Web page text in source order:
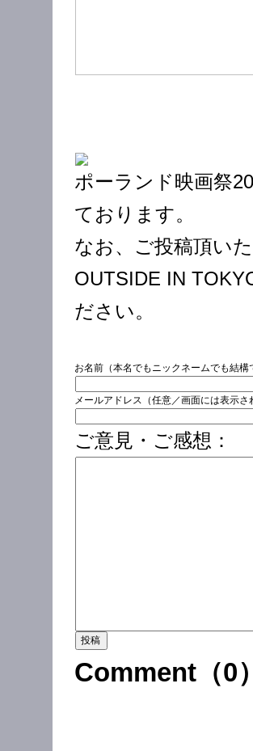
ポーランド映画祭
ております。
なお、ご投稿頂い
OUTSIDE IN
ださい。
お名前（本名でもニックネームでも結構
メールアドレス（任意／画面には表示さ
ご意見・ご感想：
Comment（0